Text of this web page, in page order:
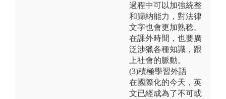
過程中可以加強統整
和歸納能力，對法律
文字也會更加熟稔。
在課外時間，也要廣
泛涉獵各種知識，跟
上社會的脈動。
(3)積極學習外語
在國際化的今天，英
文已經成為了不可或